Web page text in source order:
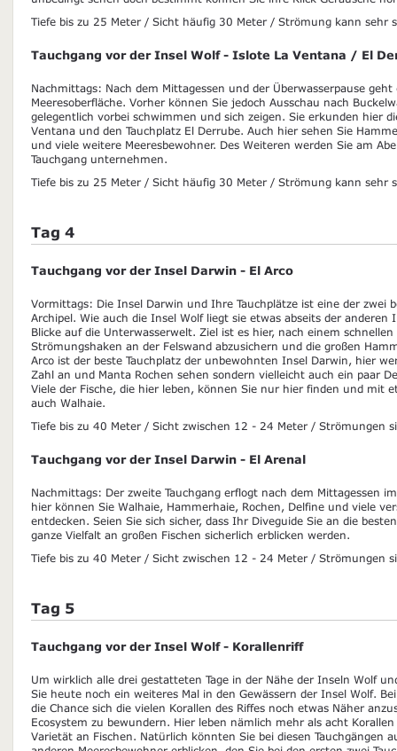
Tiefe bis zu 25 Meter / Sicht häufig 30 Meter / Strömung kann sehr
Tauchgang vor der Insel Wolf - Islote La Ventana / El
Nachmittags: Nach dem Mittagessen und der Überwasserpause
Meeresoberfläche. Vorher können Sie jedoch Ausschau nach
gelegentlich vorbei schwimmen und sich zeigen. Sie erkunden hier
Ventana und den Tauchplatz El Derrube. Auch hier sehen Sie
und viele weitere Meeresbewohner. Des Weiteren werden Sie am
Tauchgang unternehmen.
Tiefe bis zu 25 Meter / Sicht häufig 30 Meter / Strömung kann sehr
Tag 4
Tauchgang vor der Insel Darwin - El Arco
Vormittags: Die Insel Darwin und Ihre Tauchplätze ist eine der zwei
Archipel. Wie auch die Insel Wolf liegt sie etwas abseits der
Blicke auf die Unterwasserwelt. Ziel ist es hier, nach einem
Strömungshaken an der Felswand abzusichern und die großen
Arco ist der beste Tauchplatz der unbewohnten Insel Darwin, hier
Zahl an und Manta Rochen sehen sondern vielleicht auch ein paar
Viele der Fische, die hier leben, können Sie nur hier finden und mit
auch Walhaie.
Tiefe bis zu 40 Meter / Sicht zwischen 12 - 24 Meter / Strömungen
Tauchgang vor der Insel Darwin - El Arenal
Nachmittags: Der zweite Tauchgang erflogt nach dem Mittagessen
hier können Sie Walhaie, Hammerhaie, Rochen, Delfine und viele
entdecken. Seien Sie sich sicher, dass Ihr Diveguide Sie an die
ganze Vielfalt an großen Fischen sicherlich erblicken werden.
Tiefe bis zu 40 Meter / Sicht zwischen 12 - 24 Meter / Strömungen
Tag 5
Tauchgang vor der Insel Wolf - Korallenriff
Um wirklich alle drei gestatteten Tage in der Nähe der Inseln Wolf
Sie heute noch ein weiteres Mal in den Gewässern der Insel Wolf.
die Chance sich die vielen Korallen des Riffes noch etwas Näher
Ecosystem zu bewundern. Hier leben nämlich mehr als acht
Varietät an Fischen. Natürlich könnten Sie bei diesen Tauchgängen